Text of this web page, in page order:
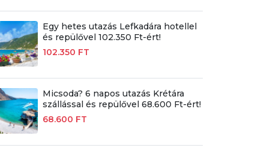
Egy hetes utazás Lefkadára hotellel
és repülővel 102.350 Ft-ért!
102.350 FT
Micsoda? 6 napos utazás Krétára
szállással és repülővel 68.600 Ft-ért!
68.600 FT